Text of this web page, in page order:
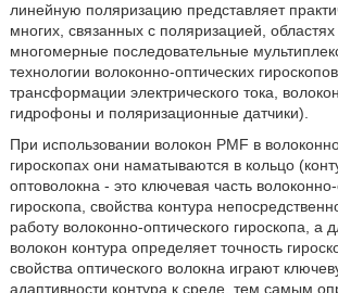
линейную поляризацию представляет
многих, связанных с поляризацией,
многомерные последовательные
технологии волоконно-оптических
трансформации электрического тока,
гидрофоны и поляризационные датчики).
При использовании волокон PMF в
гироскопах они наматываются в кольцо
оптоволокна - это ключевая часть волоконно-
гироскопа, свойства контура
работу волоконно-оптического гироскопа, а
волокон контура определяет точность
свойства оптического волокна играют
адаптивности контура к среде, тем самым